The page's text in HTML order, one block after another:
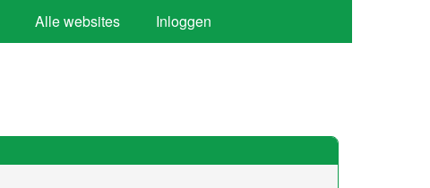
Alle websites Inloggen